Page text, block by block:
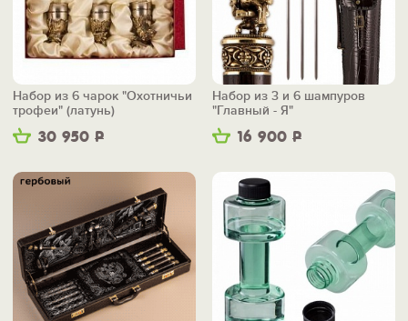
30 950 Р
Набор из 6 чарок "Охотничьи
трофеи" (латунь)
16 900 Р
Набор из 3 и 6 шампуров
"Главный - Я"